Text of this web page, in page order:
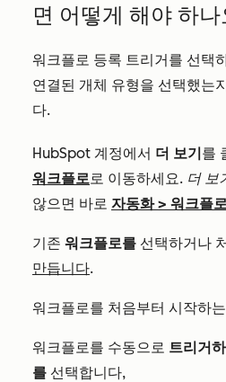
면 어떻게 해야 하
워크플로 등록 트리거를 선택
연결된 개체 유형을 선택했는
다.
HubSpot 계정에서 더 보기를
워크플로로 이동하세요. 더 보
않으면 바로 자동화> 워크플
기존 워크플로를 선택하거나
만듭니다.
워크플로를 처음부터 시작하
워크플로를 수동으로 트리거
를 선택합니다,